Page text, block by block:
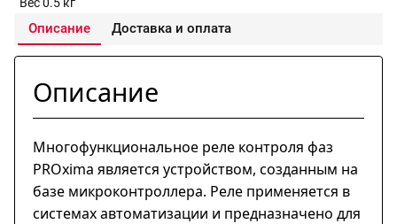
Описание Доставка и оплата
Описание
Многофункциональное реле контроля фаз
PROxima является устройством, созданным на
базе микроконтроллера. Реле применяется в
системах автоматизации и предназначено для